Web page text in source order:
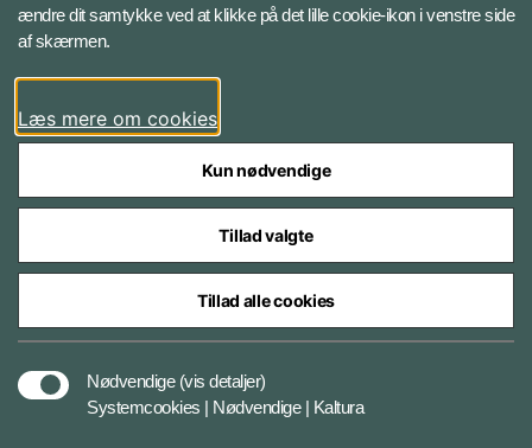
Bluesky
LinkedIn
Styrelser og myndigheder under Forsvarsministeriet
ændre dit samtykke ved at klikke på det lille cookie-ikon i venstre side
af skærmen.
Læs mere om cookies
Kun nødvendige
Tillad valgte
Tillad alle cookies
Nødvendige (vis detaljer)
Systemcookies | Nødvendige | Kaltura